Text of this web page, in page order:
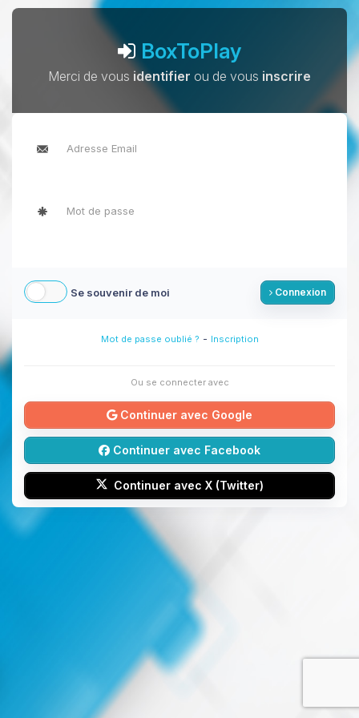
BoxToPlay
Merci de vous identifier ou de vous inscrire
Se souvenir de moi Connexion
Mot de passe oublié ? - Inscription
Ou se connecter avec
Continuer avec Google
Continuer avec Facebook
Continuer avec X (Twitter)